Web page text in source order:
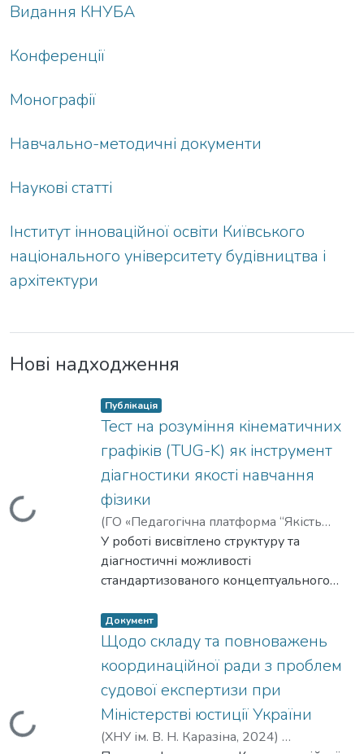
Видання КНУБА
Конференції
Монографії
Навчально-методичні документи
Наукові статті
Інститут інноваційної освіти Київського
національного університету будівництва і
архітектури
Нові надходження
Вантажиться...
listelement.badge.dso-type
Публікація ,
Тест на розуміння кінематичних
графіків (TUG-K) як інструмент
діагностики якості навчання
фізики
(ГО «Педагогічна платформа “Якість
освіти”», 2026-07-31)
Григорчук Олександр Михайлович
Клапченко Василь Іванович;
Лютий Валентин Олександрович
У роботі висвітлено структуру та
діагностичні можливості
стандартизованого концептуального
TUG-K (Test of Understanding Graphs in
Kinematics). Проаналізовано специфіку
чинної версії 4.0, яка охоплює сім
цільових вмінь роботи з графічними
залежностями у кінематиці. Особливу
увагу приділено україномовній адаптації
тесту, розміщеній у відкритому доступі
listelement.badge.dso-type
Документ ,
Щодо складу та повноважень
координаційної ради з проблем
судової експертизи при
Міністерстві юстиції України
(ХНУ ім. В. Н. Каразіна, 2024)